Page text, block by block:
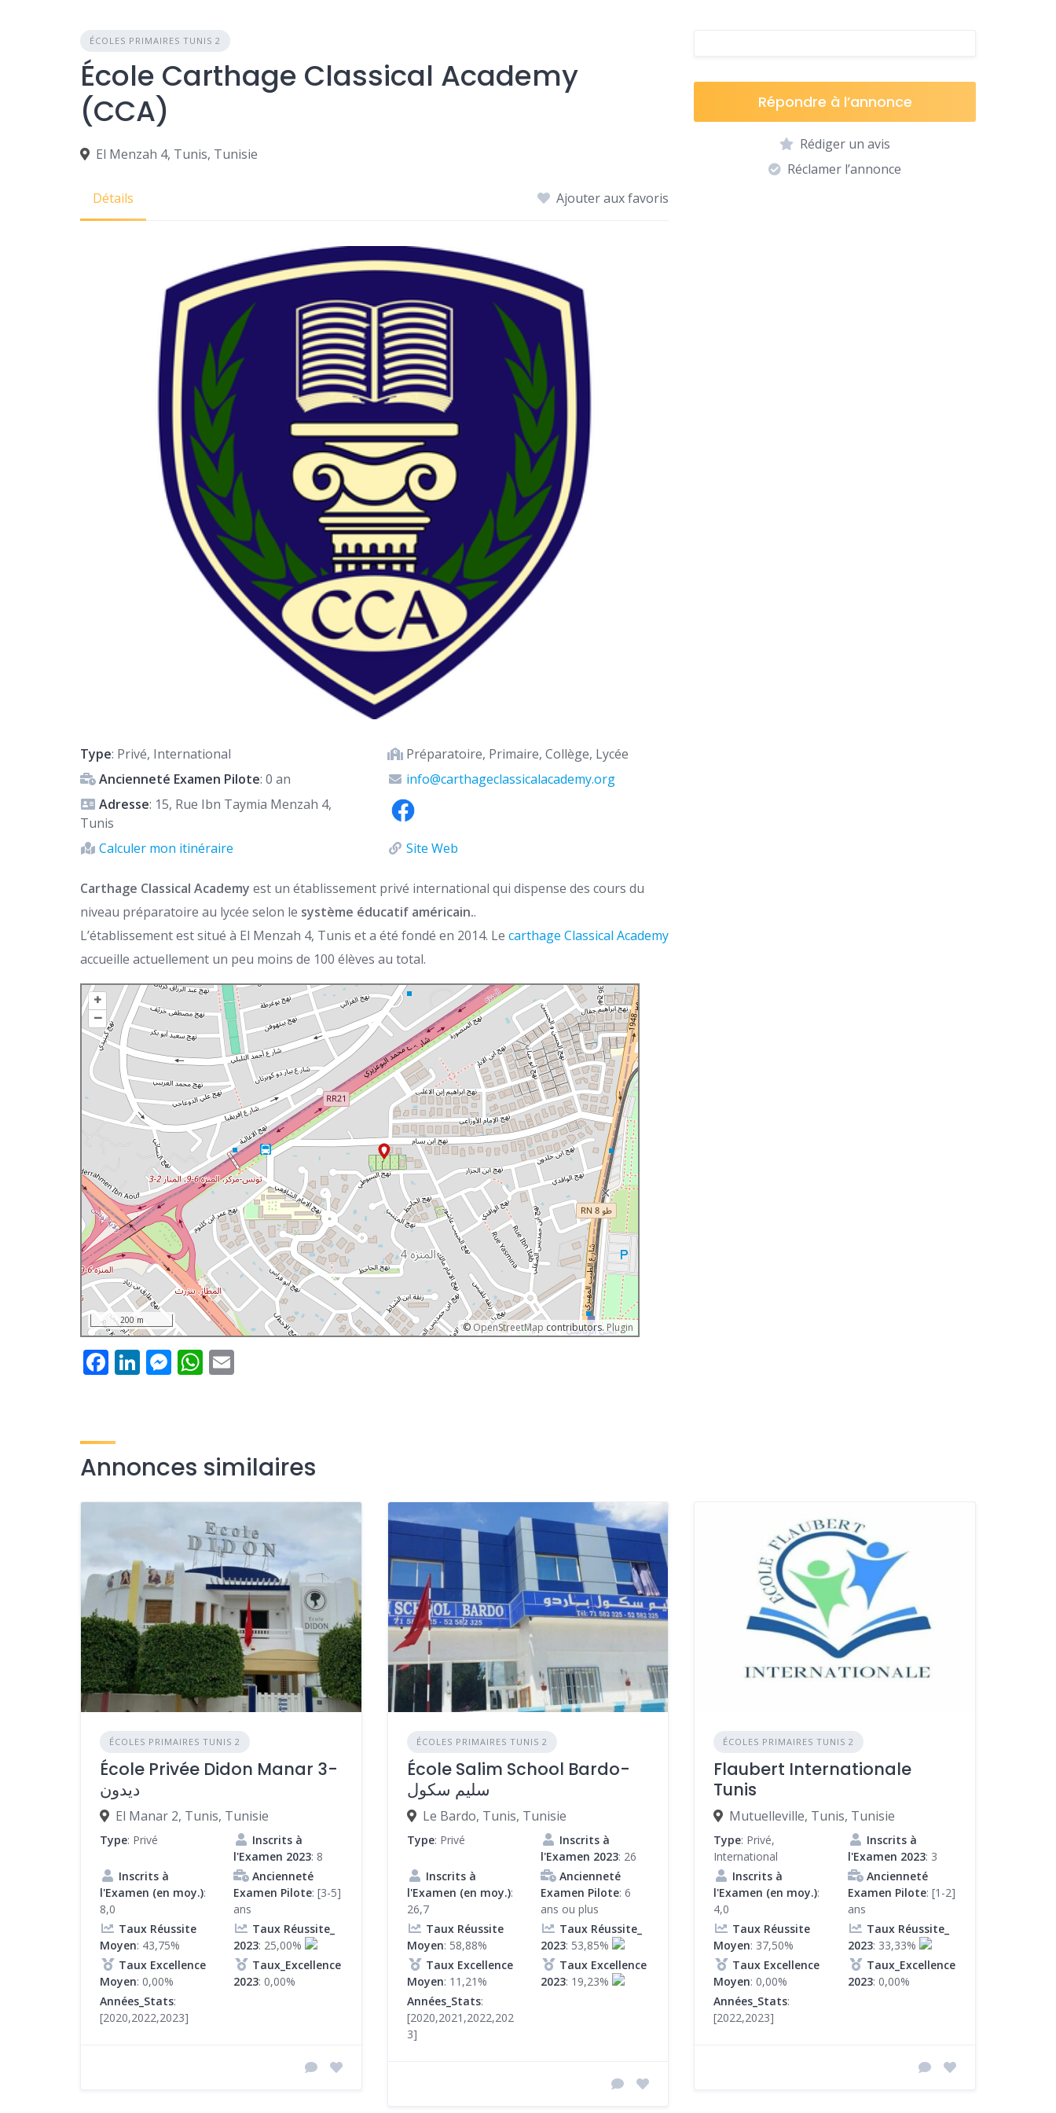
ÉCOLES PRIMAIRES TUNIS 2
École Carthage Classical Academy
(CCA)
El Menzah 4, Tunis, Tunisie
Détails Ajouter aux favoris
Type: Privé, International
Préparatoire, Primaire, Collège, Lycée
Ancienneté Examen Pilote: 0 an
info@carthageclassicalacademy.org
Adresse: 15, Rue Ibn Taymia Menzah 4,
Tunis
Calculer mon itinéraire
Site Web
Carthage Classical Academy est un établissement privé international qui dispense des cours du
niveau préparatoire au lycée selon le système éducatif américain..
L’établissement est situé à El Menzah 4, Tunis et a été fondé en 2014. Le carthage Classical Academy
accueille actuellement un peu moins de 100 élèves au total.
+
–
© OpenStreetMap contributors.Plugin
200 m
Facebook
LinkedIn
Messenger
WhatsApp
Répondre à l’annonce
Rédiger un avis
Réclamer l’annonce
Annonces similaires
ÉCOLES PRIMAIRES TUNIS 2
École Privée Didon Manar 3-
ديدون
El Manar 2, Tunis, Tunisie
Type: Privé
Inscrits à
l'Examen 2023: 8
Inscrits à
l'Examen (en moy.):
8,0
Ancienneté
Examen Pilote: [3-5]
ans
Taux Réussite
Moyen: 43,75%
Taux Réussite_
2023: 25,00%
Taux Excellence
Moyen: 0,00%
Taux_Excellence
2023: 0,00%
Années_Stats:
[2020,2022,2023]
ÉCOLES PRIMAIRES TUNIS 2
École Salim School Bardo-
سليم سكول
Le Bardo, Tunis, Tunisie
Type: Privé
Inscrits à
l'Examen 2023: 26
Inscrits à
l'Examen (en moy.):
26,7
Ancienneté
Examen Pilote: 6
ans ou plus
Taux Réussite
Moyen: 58,88%
Taux Réussite_
2023: 53,85%
Taux Excellence
Moyen: 11,21%
Taux Excellence
2023: 19,23%
Années_Stats:
[2020,2021,2022,202
3]
ÉCOLES PRIMAIRES TUNIS 2
Flaubert Internationale
Tunis
Mutuelleville, Tunis, Tunisie
Type: Privé,
International
Inscrits à
l'Examen 2023: 3
Inscrits à
l'Examen (en moy.):
4,0
Ancienneté
Examen Pilote: [1-2]
ans
Taux Réussite
Moyen: 37,50%
Taux Réussite_
2023: 33,33%
Taux Excellence
Moyen: 0,00%
Taux_Excellence
2023: 0,00%
Années_Stats:
[2022,2023]